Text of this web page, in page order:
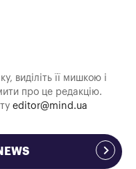
виділіть її мишкою і
про це редакцію.
editor@mind.ua